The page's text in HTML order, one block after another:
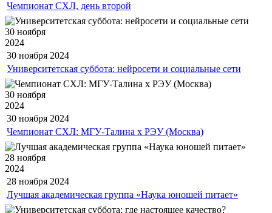
Чемпионат СХЛ, день второй
30 ноября
2024
30 ноября 2024
Университетская суббота: нейросети и социальные сети
30 ноября
2024
30 ноября 2024
Чемпионат СХЛ: МГУ-Талина х РЭУ (Москва)
28 ноября
2024
28 ноября 2024
Лучшая академическая группа «Наука юношей питает»